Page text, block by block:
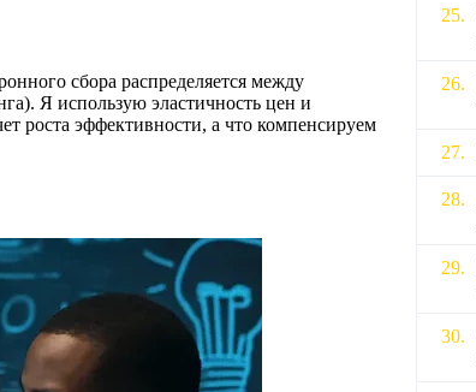
сбора распределяется между
Я использую эластичность цен и
роста эффективности, а что компенсируем